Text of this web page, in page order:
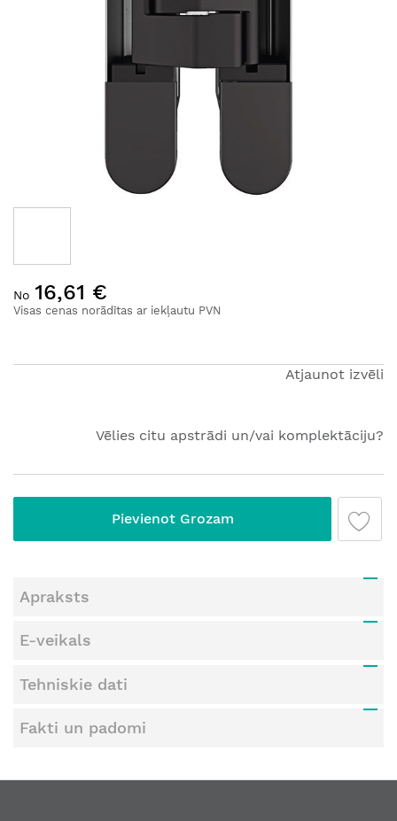
uz
galerijas
Visas cenas norādītas ar iekļautu PVN
No 16,61 €
Atjaunot izvēli
Vēlies citu apstrādi un/vai komplektāciju?
Pievienot Grozam
Apraksts
E-veikals
Tehniskie dati
Fakti un padomi